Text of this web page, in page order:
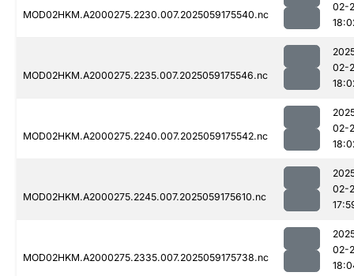
MOD02HKM.A2000275.2230.007.2025059175540.nc
02-
MOD02HKM.A2000275.2235.007.2025059175546.nc
02-
MOD02HKM.A2000275.2240.007.2025059175542.nc
02-
MOD02HKM.A2000275.2245.007.2025059175610.nc
02-
MOD02HKM.A2000275.2335.007.2025059175738.nc
02-